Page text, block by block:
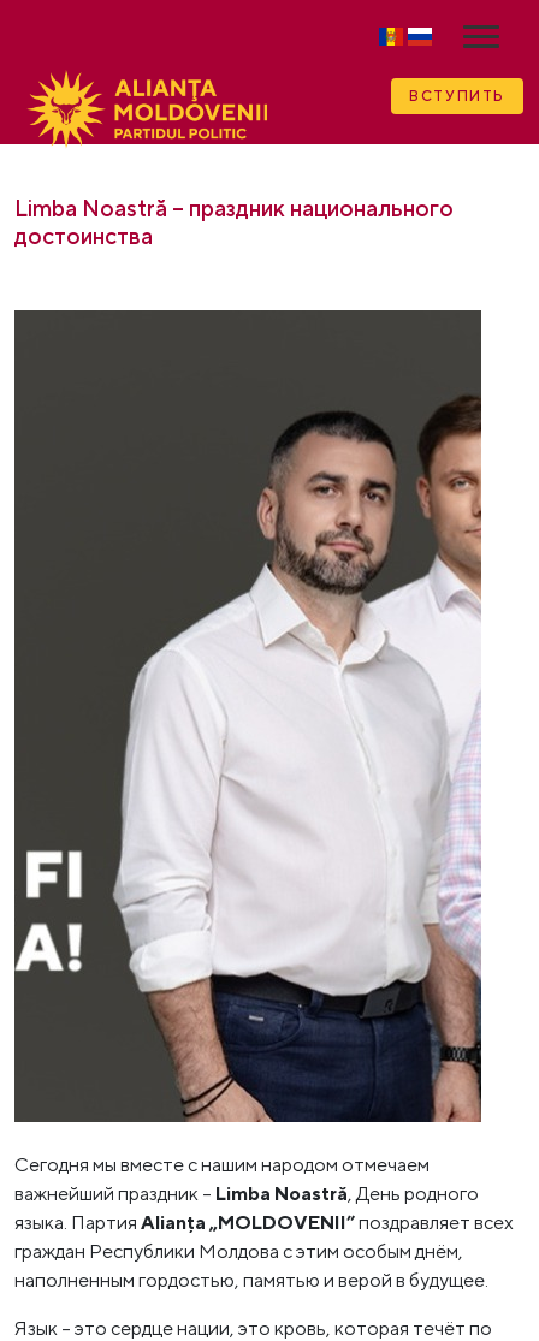
ВСТУПИТЬ
Limba Noastră – праздник национального
достоинства
Сегодня мы вместе с нашим народом отмечаем
важнейший праздник – Limba Noastră, День родного
языка. Партия Alianța „MOLDOVENII”поздравляет всех
граждан Республики Молдова с этим особым днём,
наполненным гордостью, памятью и верой в будущее.
Язык – это сердце нации, это кровь, которая течёт по